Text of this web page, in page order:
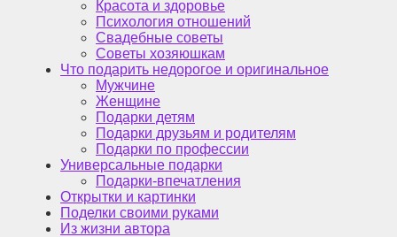
Красота и здоровье
Психология отношений
Свадебные советы
Советы хозяюшкам
Что подарить недорогое и оригинальное
Мужчине
Женщине
Подарки детям
Подарки друзьям и родителям
Подарки по профессии
Универсальные подарки
Подарки-впечатления
Открытки и картинки
Поделки своими руками
Из жизни автора